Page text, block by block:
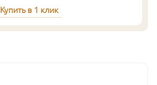
Купить в 1 клик